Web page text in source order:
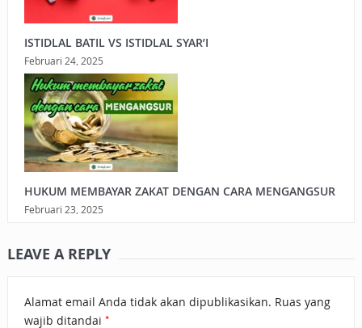
ISTIDLAL BATIL VS ISTIDLAL SYAR’I
Februari 24, 2025
HUKUM MEMBAYAR ZAKAT DENGAN CARA MENGANGSUR
Februari 23, 2025
LEAVE A REPLY
Alamat email Anda tidak akan dipublikasikan. Ruas yang
wajib ditandai *